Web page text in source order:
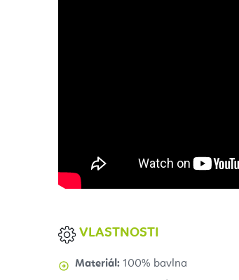
VLASTNOSTI
Materiál: 100% bavlna